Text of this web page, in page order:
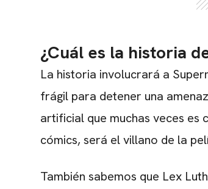
¿Cuál es la historia
La historia involucrará a
frágil para detener una
artificial que muchas veces es
cómics, será el villano de la
También sabemos que Lex